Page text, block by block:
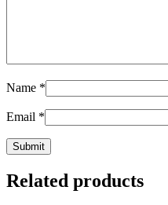
Name *
Email *
Related products